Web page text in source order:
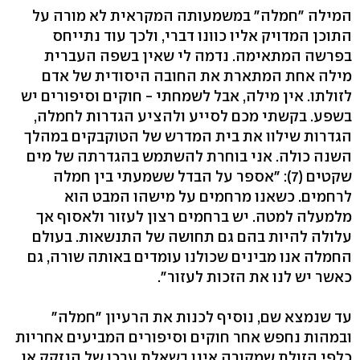
המילה "חמלה" במשמעותה המקראית לא מורה על
התוכן המדויק אליו כוונו דברי, ולכך עוד נתייחס
בפרשה המתאימה. נדמה לי שאין בשפה העברית
מילה אחת המתארת את החובה היסודית של אדם
לזולתו. אין מילה, אבל לשמחתי - חוקים וסיפורים יש
בשפע. בקשתי מכם לסייע ולהציע הגדרות לחמלה,
הגדרות שילוו את בית המדרש של הטוקבקים במהלך
השנה כולה. אני בוחרת להשתמש בהגדרתה של מים
שקטים (7): "אספר על הבדל ששמעתי בין חמלה
לרחמים. כשאנו מרחמים על מישהו המבט הוא
מלמעלה למטה. יש ברחמים רצון לעזור ולאסוף אך
עלולה להיות בהם גם תחושה של התנשאות. בעולם
החמלה אנו מבינים שכולנו עומדים באותה שורה, גם
כאשר יש לנו את הזכות לעזור".
עד שנמצא שם, נוסיף לכנות את הרעיון "חמלה"
ובמהות נחפש אחר חוקים וסיפורים המביעים אחריות